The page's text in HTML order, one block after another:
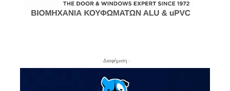
- Διαφήμιση -